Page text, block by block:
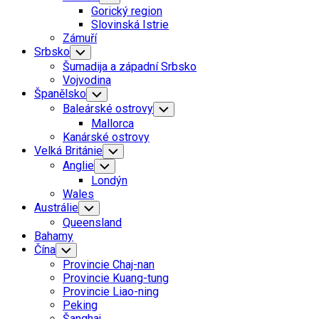
Child
Menu
Gorický region
Slovinská Istrie
Zámuří
Srbsko Toggle
Child
Menu
Šumadija a západní Srbsko
Vojvodina
Španělsko Toggle
Child
Menu
Baleárské ostrovy Toggle
Child
Mallorca
Kanárské ostrovy
Velká Británie Toggle
Child
Menu
Anglie Toggle
Child
Menu
Londýn
Wales
Austrálie Toggle
Child
Menu
Queensland
Current
Page
Parent
Bahamy
Čína Toggle
Child
Menu
Provincie Chaj-nan
Provincie Kuang-tung
Provincie Liao-ning
Peking